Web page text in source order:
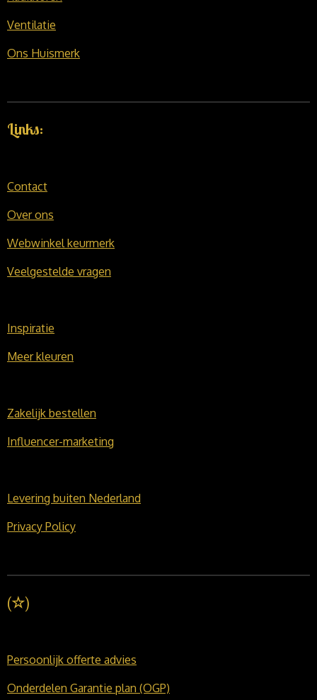
Ventilatie
Ons Huismerk
Links:
Contact
Over ons
Webwinkel keurmerk
Veelgestelde vragen
Inspiratie
Meer kleuren
Zakelijk bestellen
Influencer-marketing
Levering buiten Nederland
Privacy Policy
(☆)
Persoonlijk offerte advies
Onderdelen Garantie plan (OGP)